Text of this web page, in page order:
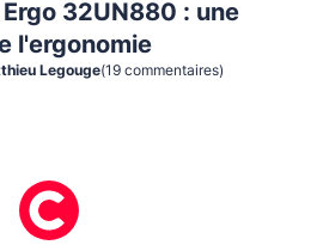
32UN880 : une
l'ergonomie
Legouge(19 commentaires)